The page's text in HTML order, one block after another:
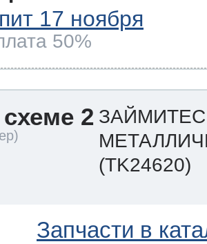
17 ноября
50%
2
(TK24620)
Запчасти в